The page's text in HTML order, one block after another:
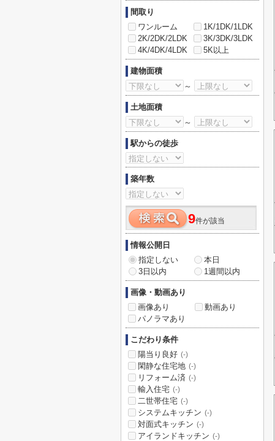
間取り
ワンルーム
1K/1DK/1LDK
2K/2DK/2LDK
3K/3DK/3LDK
4K/4DK/4LDK
5K以上
建物面積
～
土地面積
～
駅からの徒歩
築年数
9件が該当
情報公開日
指定しない
本日
3日以内
1週間以内
画像・動画あり
画像あり
動画あり
パノラマあり
こだわり条件
陽当り良好 (-)
閑静な住宅地 (-)
リフォーム済 (-)
輸入住宅 (-)
二世帯住宅 (-)
システムキッチン (-)
対面式キッチン (-)
アイランドキッチン (-)